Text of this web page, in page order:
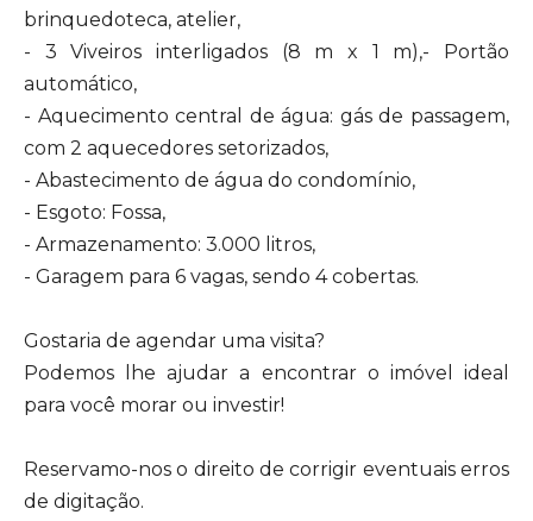
brinquedoteca, atelier,
- 3 Viveiros interligados (8 m x 1 m),- Portão
automático,
- Aquecimento central de água: gás de passagem,
com 2 aquecedores setorizados,
- Abastecimento de água do condomínio,
- Esgoto: Fossa,
- Armazenamento: 3.000 litros,
- Garagem para 6 vagas, sendo 4 cobertas.
Gostaria de agendar uma visita?
Podemos lhe ajudar a encontrar o imóvel ideal
para você morar ou investir!
Reservamo-nos o direito de corrigir eventuais erros
de digitação.